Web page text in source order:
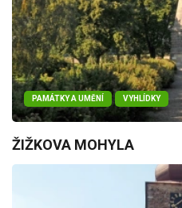
PAMÁTKY A UMĚNÍ VYHLÍDKY
ŽIŽKOVA MOHYLA